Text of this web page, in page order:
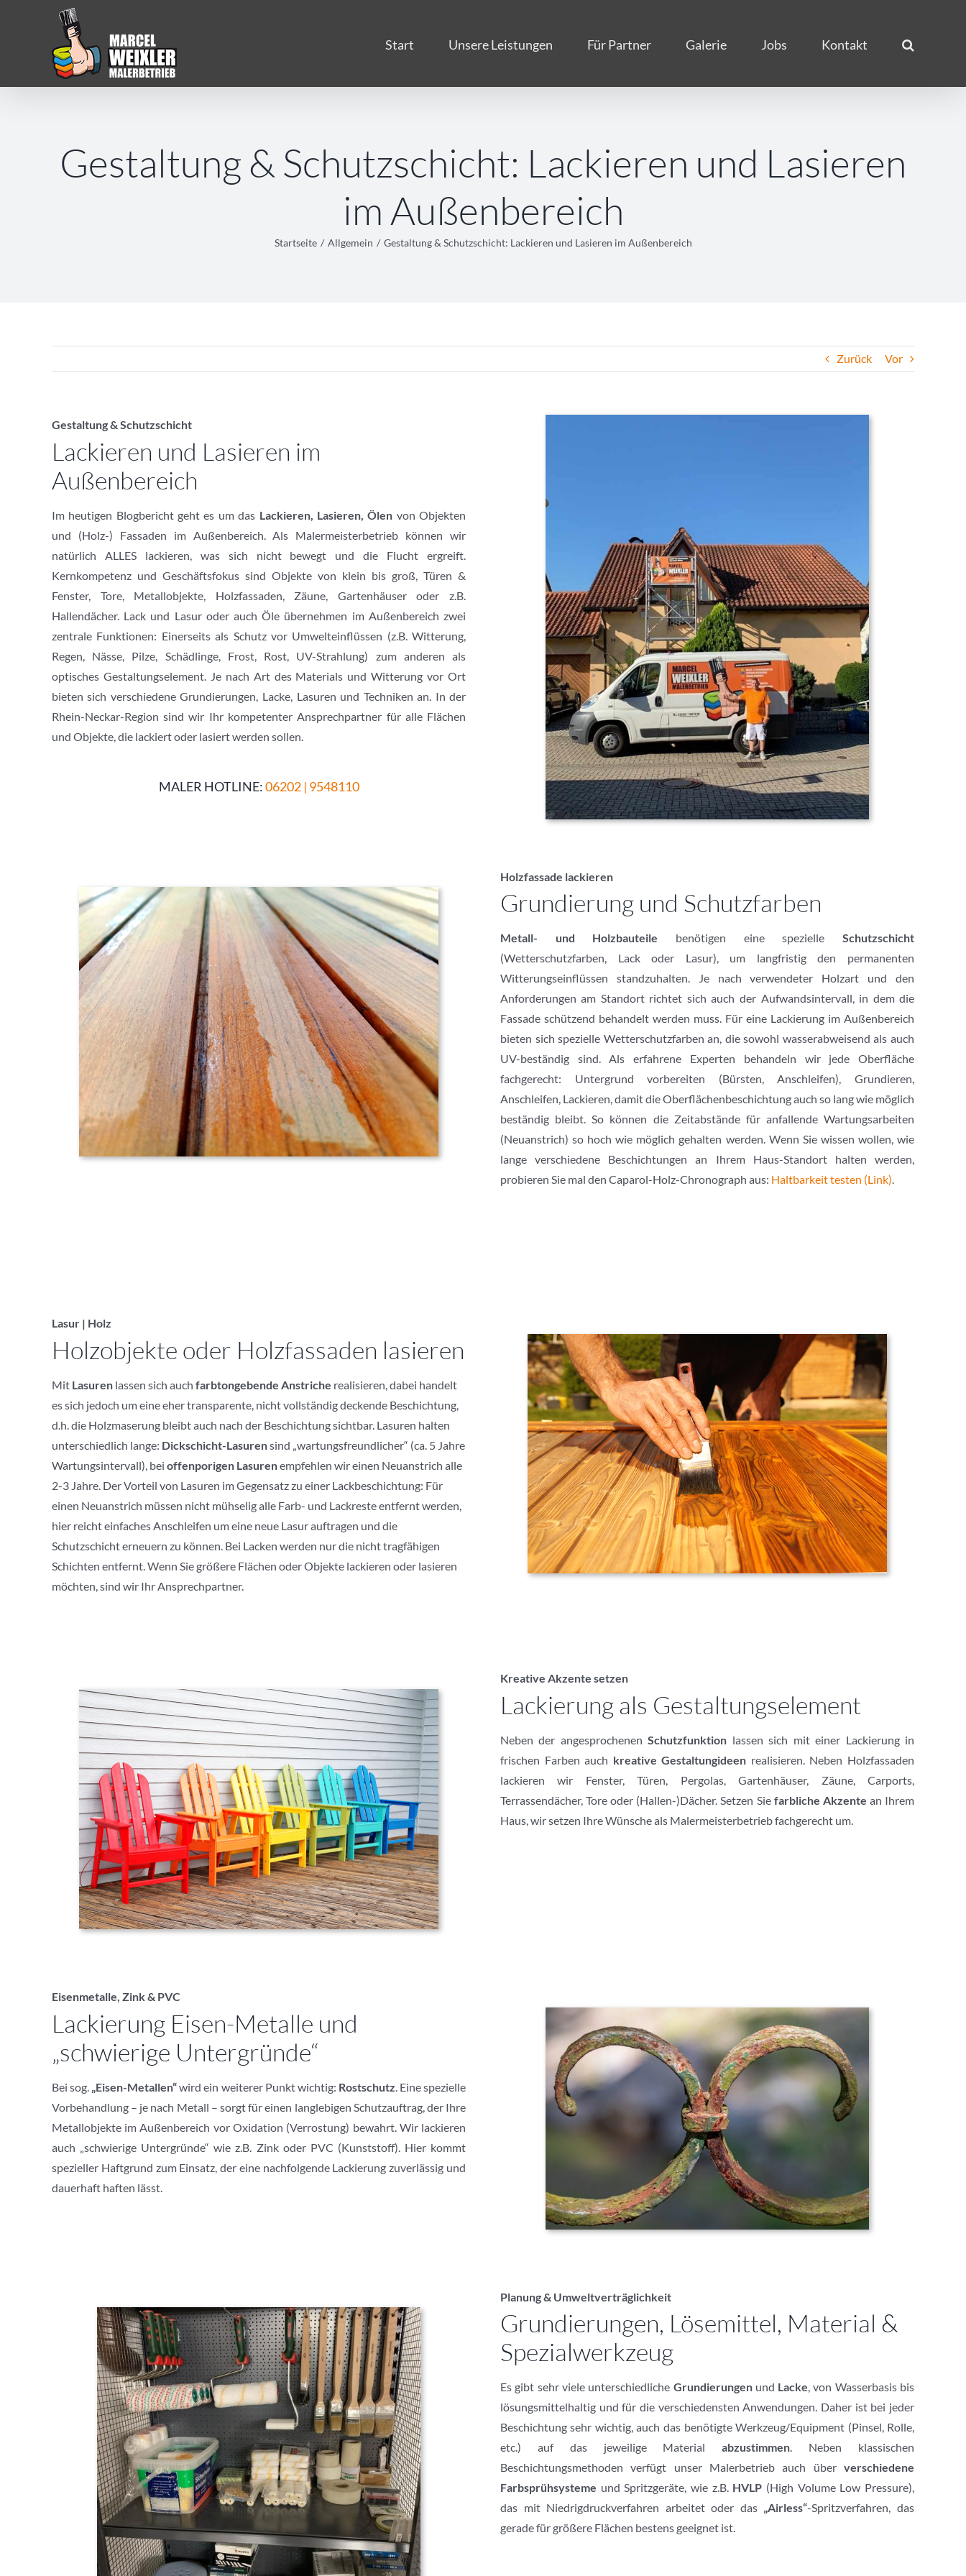
Start Unsere Leistungen Für Partner Galerie Jobs Kontakt
Gestaltung & Schutzschicht: Lackieren und Lasieren
im Außenbereich
Startseite / Allgemein / Gestaltung & Schutzschicht: Lackieren und Lasieren im Außenbereich
Zurück Vor
Gestaltung & Schutzschicht
Lackieren und Lasieren im
Außenbereich
Im heutigen Blogbericht geht es um das Lackieren, Lasieren, Ölen von Objekten
und (Holz-) Fassaden im Außenbereich. Als Malermeisterbetrieb können wir
natürlich ALLES lackieren, was sich nicht bewegt und die Flucht ergreift.
Kernkompetenz und Geschäftsfokus sind Objekte von klein bis groß, Türen &
Fenster, Tore, Metallobjekte, Holzfassaden, Zäune, Gartenhäuser oder z.B.
Hallendächer. Lack und Lasur oder auch Öle übernehmen im Außenbereich zwei
zentrale Funktionen: Einerseits als Schutz vor Umwelteinflüssen (z.B. Witterung,
Regen, Nässe, Pilze, Schädlinge, Frost, Rost, UV-Strahlung) zum anderen als
optisches Gestaltungselement. Je nach Art des Materials und Witterung vor Ort
bieten sich verschiedene Grundierungen, Lacke, Lasuren und Techniken an. In der
Rhein-Neckar-Region sind wir Ihr kompetenter Ansprechpartner für alle Flächen
und Objekte, die lackiert oder lasiert werden sollen.
MALER HOTLINE:06202 | 9548110
Holzfassade lackieren
Grundierung und Schutzfarben
Metall- und Holzbauteile benötigen eine spezielleSchutzschicht
(Wetterschutzfarben, Lack oder Lasur), um langfristig den permanenten
Witterungseinflüssen standzuhalten. Je nach verwendeter Holzart und den
Anforderungen am Standort richtet sich auch der Aufwandsintervall, in dem die
Fassade schützend behandelt werden muss. Für eine Lackierung im Außenbereich
bieten sich spezielle Wetterschutzfarben an, die sowohl wasserabweisend als auch
UV-beständig sind. Als erfahrene Experten behandeln wir jede Oberfläche
fachgerecht: Untergrund vorbereiten (Bürsten, Anschleifen), Grundieren,
Anschleifen, Lackieren, damit die Oberflächenbeschichtung auch so lang wie möglich
beständig bleibt. So können die Zeitabstände für anfallende Wartungsarbeiten
(Neuanstrich) so hoch wie möglich gehalten werden. Wenn Sie wissen wollen, wie
lange verschiedene Beschichtungen an Ihrem Haus-Standort halten werden,
probieren Sie mal den Caparol-Holz-Chronograph aus: Haltbarkeit testen (Link).
Lasur | Holz
Holzobjekte oder Holzfassaden lasieren
Mit Lasurenlassen sich auch farbtongebende Anstriche realisieren, dabei handelt
es sich jedoch um eine eher transparente, nicht vollständig deckende Beschichtung,
d.h. die Holzmaserung bleibt auch nach der Beschichtung sichtbar. Lasuren halten
unterschiedlich lange: Dickschicht-Lasurensind „wartungsfreundlicher“ (ca. 5 Jahre
Wartungsintervall), bei offenporigen Lasurenempfehlen wir einen Neuanstrich alle
2-3 Jahre. Der Vorteil von Lasuren im Gegensatz zu einer Lackbeschichtung: Für
einen Neuanstrich müssen nicht mühselig alle Farb- und Lackreste entfernt werden,
hier reicht einfaches Anschleifen um eine neue Lasur auftragen und die
Schutzschicht erneuern zu können. Bei Lacken werden nur die nicht tragfähigen
Schichten entfernt. Wenn Sie größere Flächen oder Objekte lackieren oder lasieren
möchten, sind wir Ihr Ansprechpartner.
Kreative Akzente setzen
Lackierung als Gestaltungselement
Neben der angesprochenenSchutzfunktion lassen sich mit einer Lackierung in
frischen Farben auch kreative Gestaltungideen realisieren. Neben Holzfassaden
lackieren wir Fenster, Türen, Pergolas, Gartenhäuser, Zäune, Carports,
Terrassendächer, Tore oder (Hallen-)Dächer. Setzen Sie farbliche Akzente an Ihrem
Haus, wir setzen Ihre Wünsche als Malermeisterbetrieb fachgerecht um.
Eisenmetalle, Zink & PVC
Lackierung Eisen-Metalle und
„schwierige Untergründe“
Bei sog. „Eisen-Metallen“wird ein weiterer Punkt wichtig: Rostschutz . Eine spezielle
Vorbehandlung – je nach Metall – sorgt für einen langlebigen Schutzauftrag, der Ihre
Metallobjekte im Außenbereich vor Oxidation (Verrostung) bewahrt. Wir lackieren
auch „schwierige Untergründe“ wie z.B. Zink oder PVC (Kunststoff). Hier kommt
spezieller Haftgrund zum Einsatz, der eine nachfolgende Lackierung zuverlässig und
dauerhaft haften lässt.
Planung & Umweltverträglichkeit
Grundierungen, Lösemittel, Material &
Spezialwerkzeug
Es gibt sehr viele unterschiedliche Grundierungenund Lacke, von Wasserbasis bis
lösungsmittelhaltig und für die verschiedensten Anwendungen. Daher ist bei jeder
Beschichtung sehr wichtig, auch das benötigte Werkzeug/Equipment (Pinsel, Rolle,
etc.) auf das jeweilige Materialabzustimmen. Neben klassischen
Beschichtungsmethoden verfügt unser Malerbetrieb auch überverschiedene
Farbsprühsysteme und Spritzgeräte, wie z.B. HVLP (High Volume Low Pressure),
das mit Niedrigdruckverfahren arbeitet oder das „Airless“-Spritzverfahren, das
gerade für größere Flächen bestens geeignet ist.